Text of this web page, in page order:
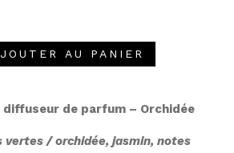
AU PANIER
A
r
diffuseur de parfum – Orchidée
vertes / orchidée, jasmin, notes